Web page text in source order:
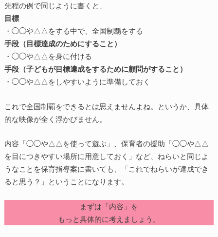
先程の例で同じように書くと、
目標
・◯◯や△△をする中で、全国制覇をする
手段（目標達成のためにすること）
・◯◯や△△を身に付ける
手段（子どもが目標達成をするために顧問がすること）
・◯◯や△△をしやすいように準備しておく
これで全国制覇をできるとは思えませんよね。というか、具体
的な映像が全く浮かびません。
内容「◯◯や△△を使って遊ぶ」、保育者の援助「◯◯や△△
を目につきやすい場所に用意しておく」など、ねらいと同じよ
うなことを保育指導案に書いても、「これでねらいが達成でき
ると思う？」ということになります。
まずは「内容」を
もっと具体的に考えましょう。